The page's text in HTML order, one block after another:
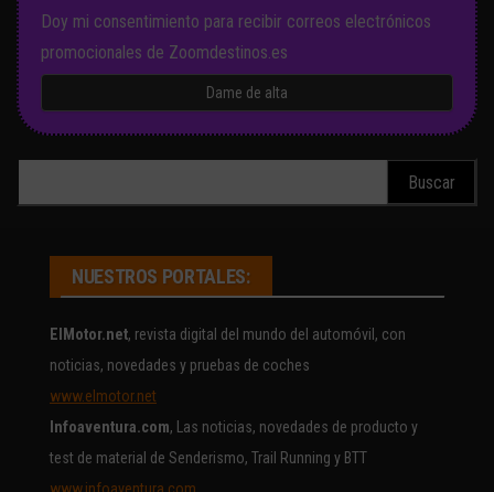
Doy mi consentimiento para recibir correos electrónicos
promocionales de Zoomdestinos.es
NUESTROS PORTALES:
ElMotor.net, revista digital del mundo del automóvil, con
noticias, novedades y pruebas de coches
www.elmotor.net
Infoaventura.com, Las noticias, novedades de producto y
test de material de Senderismo, Trail Running y BTT
www.infoaventura.com